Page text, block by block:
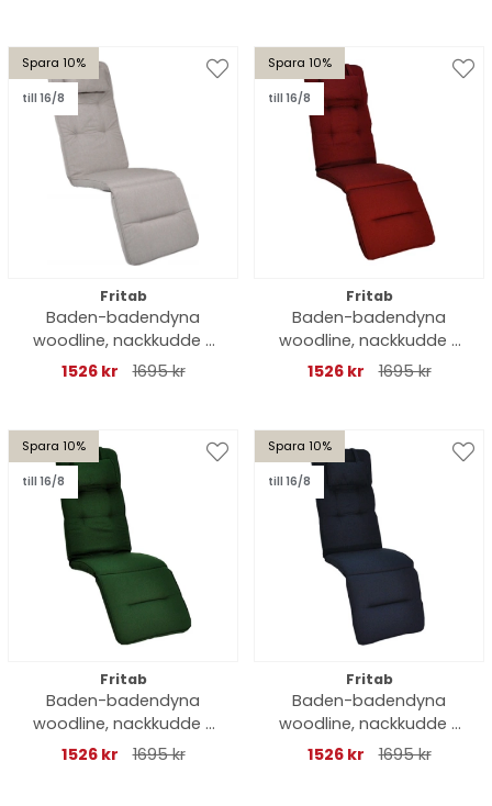
Spara 10%
till 16/8
Fritab
Baden-badendyna
woodline, nackkudde -
askgrå
1526 kr 1695 kr
Spara 10%
till 16/8
Fritab
Baden-badendyna
woodline, nackkudde -
bordeaux
1526 kr 1695 kr
Spara 10%
till 16/8
Fritab
Baden-badendyna
woodline, nackkudde -
grön
1526 kr 1695 kr
Spara 10%
till 16/8
Fritab
Baden-badendyna
woodline, nackkudde -
marin
1526 kr 1695 kr